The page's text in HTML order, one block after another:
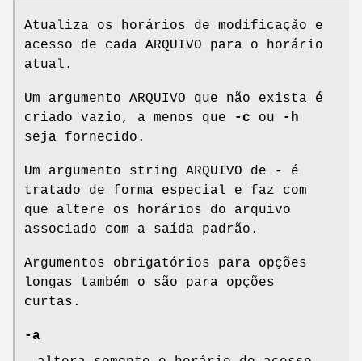
Atualiza os horários de modificação e
acesso de cada ARQUIVO para o horário
atual.
Um argumento ARQUIVO que não exista é
criado vazio, a menos que
-c ou
-h
seja fornecido.
Um argumento string ARQUIVO de - é
tratado de forma especial e faz com
que altere os horários do arquivo
associado com a saída padrão.
Argumentos obrigatórios para opções
longas também o são para opções
curtas.
-a